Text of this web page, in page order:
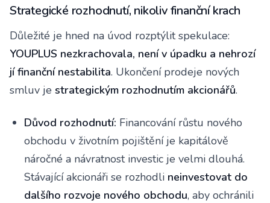
Strategické rozhodnutí, nikoliv finanční krach
Důležité je hned na úvod rozptýlit spekulace:
YOUPLUS nezkrachovala, není v úpadku a nehrozí
jí finanční nestabilita. Ukončení prodeje nových
smluv je strategickým rozhodnutím akcionářů.
Důvod rozhodnutí: Financování růstu nového
obchodu v životním pojištění je kapitálově
náročné a návratnost investic je velmi dlouhá.
Stávající akcionáři se rozhodli neinvestovat do
dalšího rozvoje nového obchodu, aby ochránili